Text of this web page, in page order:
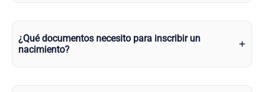
¿Qué documentos necesito para inscribir un
nacimiento?